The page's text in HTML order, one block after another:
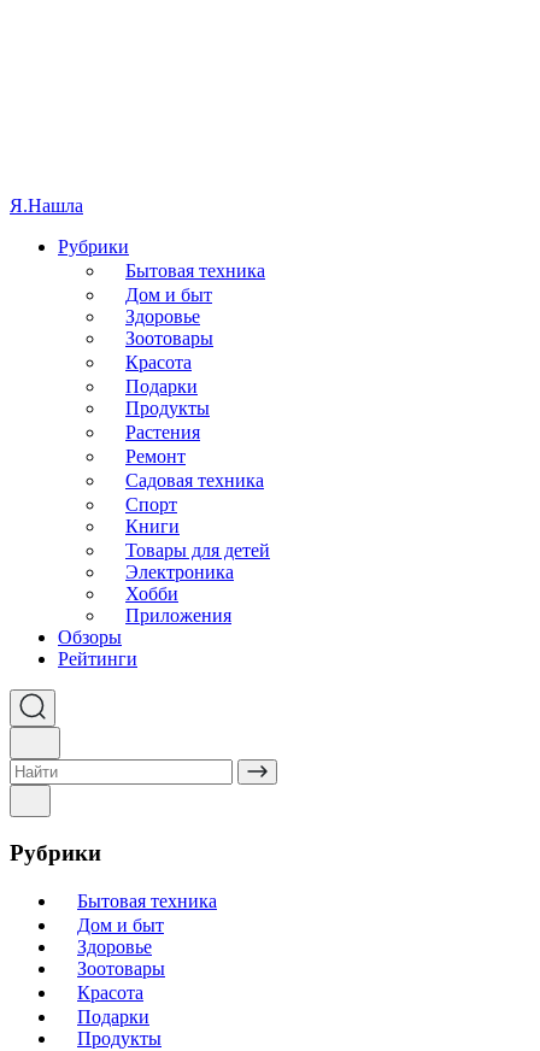
Я.Нашла
Рубрики
Бытовая техника
Дом и быт
Здоровье
Зоотовары
Красота
Подарки
Продукты
Растения
Ремонт
Садовая техника
Спорт
Книги
Товары для детей
Электроника
Хобби
Приложения
Обзоры
Рейтинги
Рубрики
Бытовая техника
Дом и быт
Здоровье
Зоотовары
Красота
Подарки
Продукты